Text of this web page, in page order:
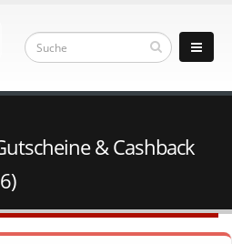
& Cashback